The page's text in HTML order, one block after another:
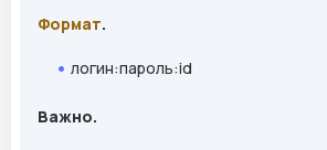
Формат.
логин:пароль:id
Важно.